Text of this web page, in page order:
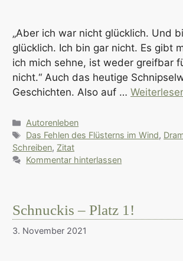
„Aber ich war nicht glücklich. Und
glücklich. Ich bin gar nicht. Es gibt
ich mich sehne, ist weder greifbar
nicht.“ Auch das heutige
Geschichten. Also auf …
Kategorien
Autorenleben
Schlagwörter
Das Fehlen des Flüsterns im Wind,
Schreiben, Zitat
Kommentar hinterlassen
Schnuckis – Platz 1!
3. November 2021